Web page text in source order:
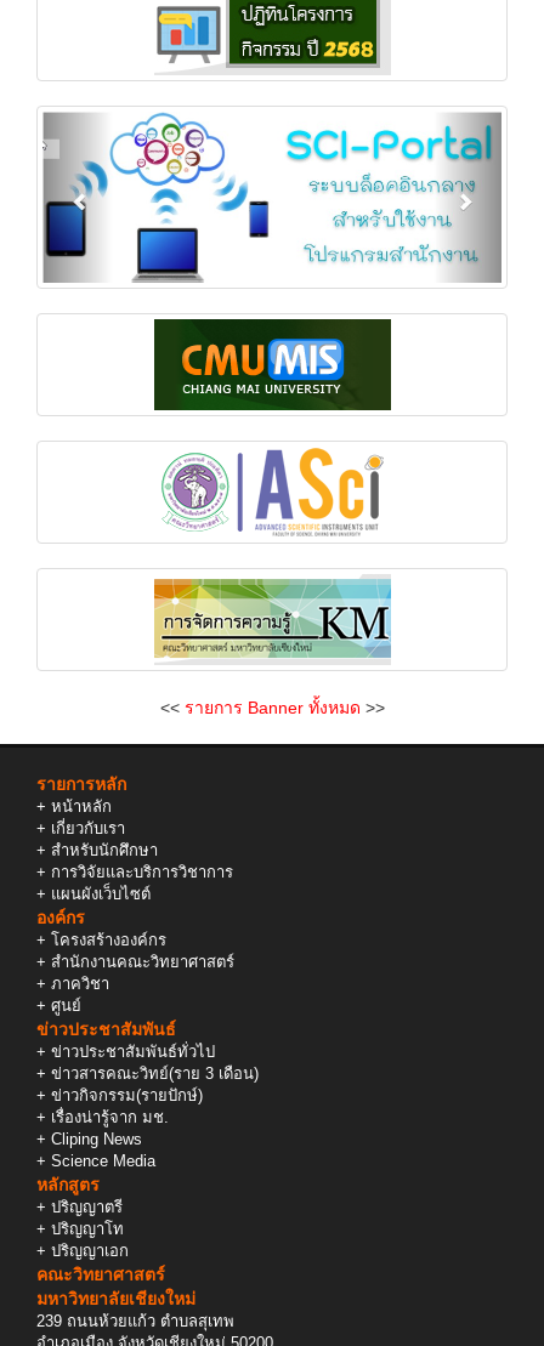
<< รายการ Banner ทั้งหมด >>
รายการหลัก
+ หน้าหลัก
+ เกี่ยวกับเรา
+ สำหรับนักศึกษา
+ การวิจัยและบริการวิชาการ
+ แผนผังเว็บไซต์
องค์กร
+ โครงสร้างองค์กร
+ สำนักงานคณะวิทยาศาสตร์
+ ภาควิชา
+ ศูนย์
ข่าวประชาสัมพันธ์
+ ข่าวประชาสัมพันธ์ทั่วไป
+ ข่าวสารคณะวิทย์(ราย 3 เดือน)
+ ข่าวกิจกรรม(รายปักษ์)
+ เรื่องน่ารู้จาก มช.
+ Cliping News
+ Science Media
หลักสูตร
+ ปริญญาตรี
+ ปริญญาโท
+ ปริญญาเอก
คณะวิทยาศาสตร์
มหาวิทยาลัยเชียงใหม่
239 ถนนห้วยแก้ว ตำบลสุเทพ